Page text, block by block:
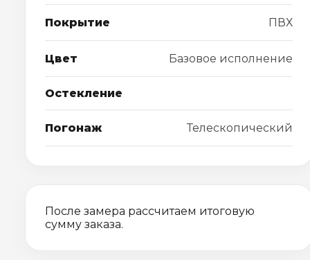
Покрытие ПВХ
Цвет Базовое исполнение
Остекление
Погонаж Телескопический
После замера рассчитаем итоговую
сумму заказа.